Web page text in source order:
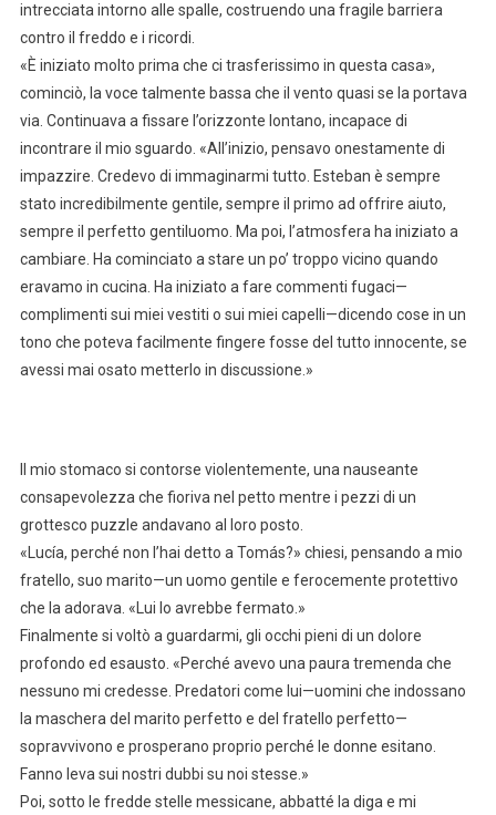
intrecciata intorno alle spalle, costruendo una fragile barriera
contro il freddo e i ricordi.
«È iniziato molto prima che ci trasferissimo in questa casa»,
cominciò, la voce talmente bassa che il vento quasi se la portava
via. Continuava a fissare l’orizzonte lontano, incapace di
incontrare il mio sguardo. «All’inizio, pensavo onestamente di
impazzire. Credevo di immaginarmi tutto. Esteban è sempre
stato incredibilmente gentile, sempre il primo ad offrire aiuto,
sempre il perfetto gentiluomo. Ma poi, l’atmosfera ha iniziato a
cambiare. Ha cominciato a stare un po’ troppo vicino quando
eravamo in cucina. Ha iniziato a fare commenti fugaci—
complimenti sui miei vestiti o sui miei capelli—dicendo cose in un
tono che poteva facilmente fingere fosse del tutto innocente, se
avessi mai osato metterlo in discussione.»
Il mio stomaco si contorse violentemente, una nauseante
consapevolezza che fioriva nel petto mentre i pezzi di un
grottesco puzzle andavano al loro posto.
«Lucía, perché non l’hai detto a Tomás?» chiesi, pensando a mio
fratello, suo marito—un uomo gentile e ferocemente protettivo
che la adorava. «Lui lo avrebbe fermato.»
Finalmente si voltò a guardarmi, gli occhi pieni di un dolore
profondo ed esausto. «Perché avevo una paura tremenda che
nessuno mi credesse. Predatori come lui—uomini che indossano
la maschera del marito perfetto e del fratello perfetto—
sopravvivono e prosperano proprio perché le donne esitano.
Fanno leva sui nostri dubbi su noi stesse.»
Poi, sotto le fredde stelle messicane, abbatté la diga e mi